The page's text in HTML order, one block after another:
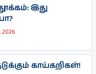
இது
2026
காய்கறிகள்!